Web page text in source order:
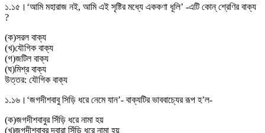
১.১৫। ‘আমি মহারাজ নই, আমি এই সৃষ্টির মধ্যে এককণা ধূলি’ -এটি কোন্ শ্রেণির বাক্য
?
(ক)সরল বাক্য
(খ)যৌগিক বাক্য
(গ)জটিল বাক্য
(ঘ)মিশ্র বাক্য
উত্তর: যৌগিক বাক্য
১.১৬। ‘জগদীশবাবু সিড়ি ধরে নেমে যান’- বাক্যটির ভাববাচ্যের রূপ হ’ল-
(ক)জগদীশবাবুর সিঁড়ি ধরে নামা হয়
(খ)জগদীশবাবুর দ্বারা সিঁড়ি ধরে নামা হয়